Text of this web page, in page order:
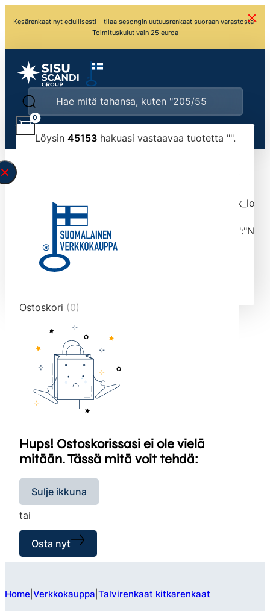
Kesärenkaat nyt edullisesti – tilaa sesongin uutuusrenkaat suoraan varastosta ·
Toimituskulut vain 25 euroa
Löysin 45153hakuasi vastaavaa tuotetta "".
typed the search query correctly.<br>Currently
tmlmvi","meta_query":
data-original-query-vars="[]" data-page="1"
data-max-pages="4516" data-start="1" data-
end="10">
0
Ostoskori (0)
Hups! Ostoskorissasi ei ole vielä
mitään. Tässä mitä voit tehdä:
Sulje ikkuna
tai
Osta nyt
Home Verkkokauppa Talvirenkaat kitkarenkaat